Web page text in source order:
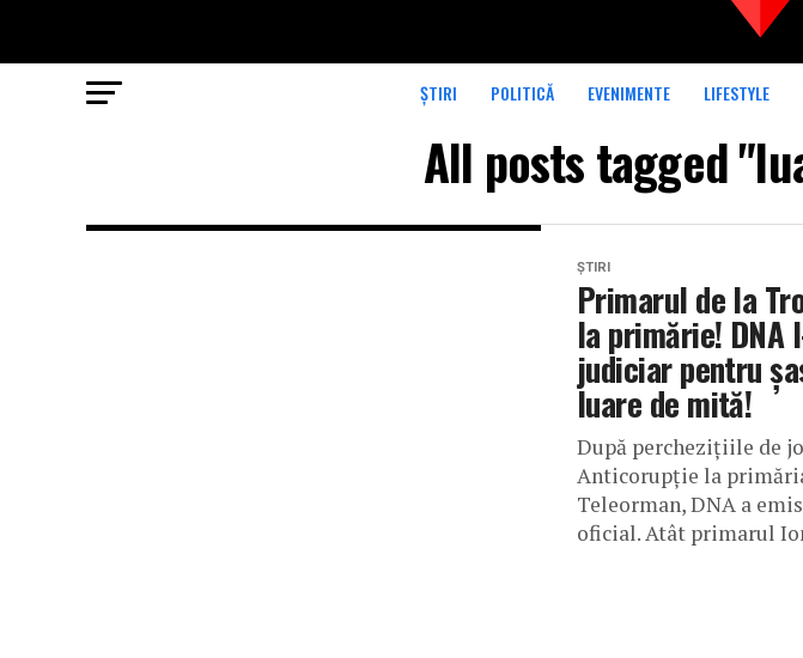
ȘTIRI POLITICĂ EVENIMENTE LIFESTYLE
All posts tagged
ȘTIRI
Primarul de la
la primărie! DNA
judiciar pentru
luare de mită!
După perchezițiile de
Anticorupție la
Teleorman, DNA a
oficial. Atât primarul